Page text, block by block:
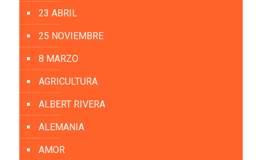
23 ABRIL
25 NOVIEMBRE
8 MARZO
AGRICULTURA
ALBERT RIVERA
ALEMANIA
AMOR